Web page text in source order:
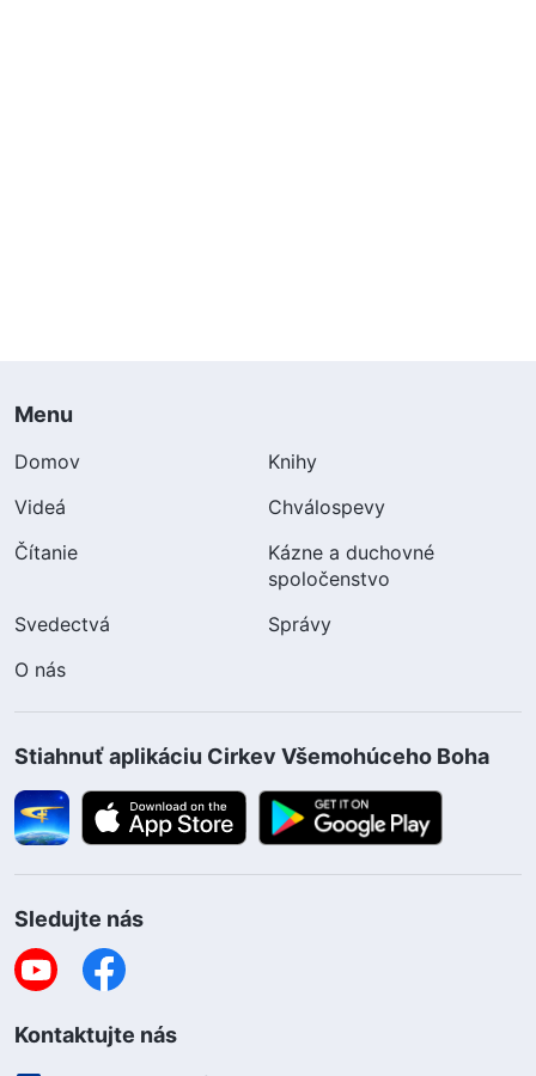
Menu
Domov
Knihy
Videá
Chválospevy
Čítanie
Kázne a duchovné
spoločenstvo
Svedectvá
Správy
O nás
Stiahnuť aplikáciu Cirkev Všemohúceho Boha
Sledujte nás
Kontaktujte nás